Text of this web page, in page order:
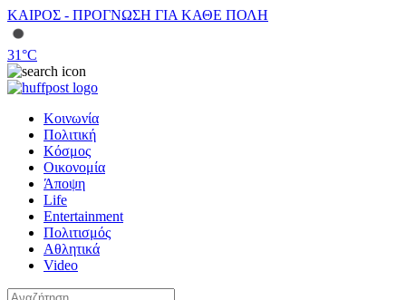
ΚΑΙΡΟΣ - ΠΡΟΓΝΩΣΗ ΓΙΑ ΚΑΘΕ ΠΟΛΗ
31°C
Κοινωνία
Πολιτική
Κόσμος
Οικονομία
Άποψη
Life
Entertainment
Πολιτισμός
Αθλητικά
Video